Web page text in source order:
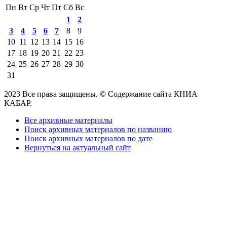
Пн Вт Ср Чт Пт Сб Вс
1
2
3
4 5 6 7 8
9
10 11 12 13 14 15 16
17 18 19 20 21 22 23
24 25 26 27 28 29 30
31
2023 Все права защищены. © Содержание сайта КНИА
КАБАР.
Все архивные материалы
Поиск архивных материалов по названию
Поиск архивных материалов по дате
Вернуться на актуальный сайт